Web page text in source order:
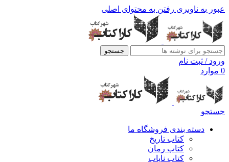
عبور به ناوبری رفتن به محتوای اصلی
جستجو
ورود / ثبت نام
0 موارد
جستجو
دسته بندی فروشگاه ما
کتاب تاریخ
کتاب رمان
کتاب نایاب